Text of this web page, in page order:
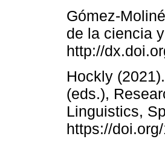
Gómez-
de la ciencia
http://
Hockly
(eds.),
Linguistics,
https://